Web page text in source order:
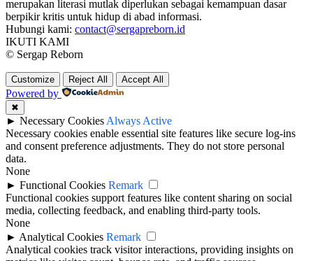
merupakan literasi mutlak diperlukan sebagai kemampuan dasar
berpikir kritis untuk hidup di abad informasi.
Hubungi kami: contact@sergapreborn.id
IKUTI KAMI
© Sergap Reborn
Customize Reject All Accept All
Powered by
✖
► Necessary Cookies Always Active
Necessary cookies enable essential site features like secure log-ins
and consent preference adjustments. They do not store personal
data.
None
► Functional Cookies Remark
Functional cookies support features like content sharing on social
media, collecting feedback, and enabling third-party tools.
None
► Analytical Cookies Remark
Analytical cookies track visitor interactions, providing insights on